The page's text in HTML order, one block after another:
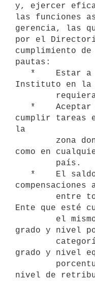
y, ejercer
las funciones
gerencia, las
por el
cumplimiento
pautas:
Instituto en la
cumplir tareas
la
como en
Ente que esté
grado y nivel
grado y nivel
nivel de